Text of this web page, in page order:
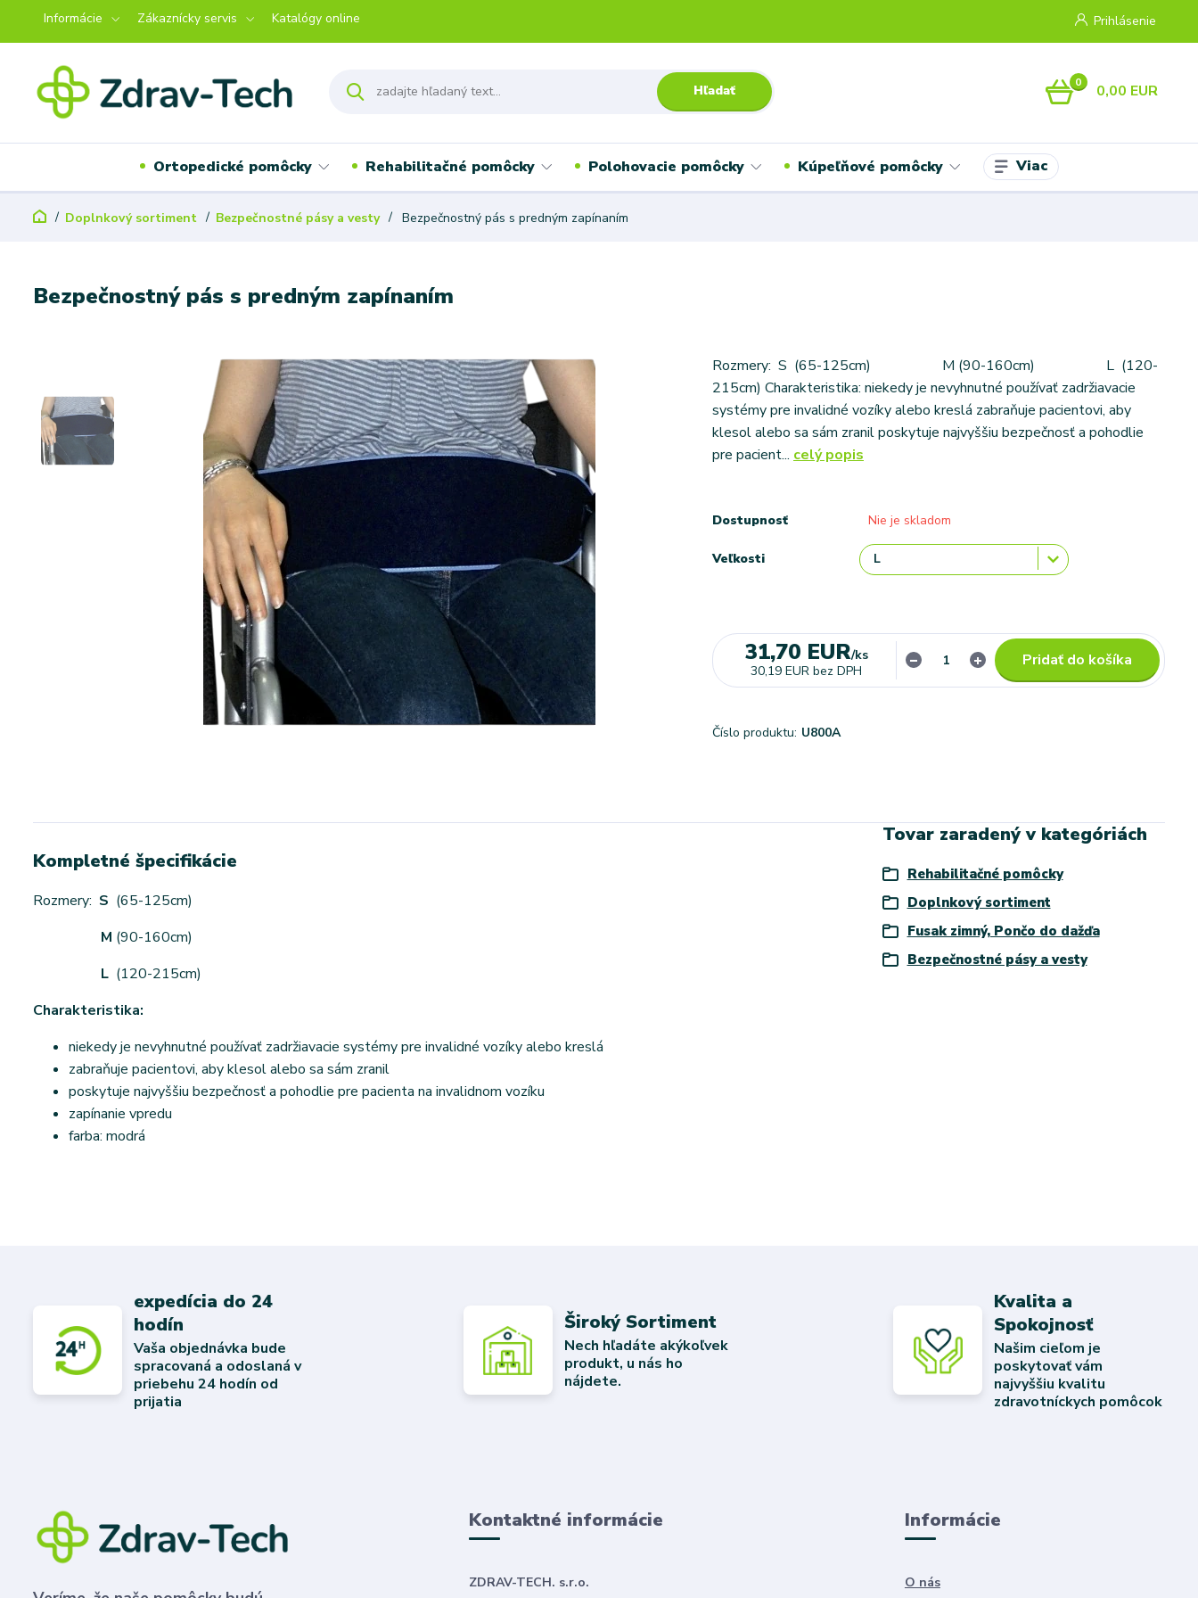
Informácie Zákaznícky servis Katalógy online Prihlásenie
Hľadať 0 0,00 EUR
Ortopedické pomôcky Rehabilitačné pomôcky Polohovacie pomôcky Kúpeľňové pomôcky Viac
Doplnkový sortiment Bezpečnostné pásy a vesty Bezpečnostný pás s predným zapínaním
Bezpečnostný pás s predným zapínaním
Rozmery: S (65-125cm) M (90-160cm) L (120-
215cm) Charakteristika: niekedy je nevyhnutné používať zadržiavacie
systémy pre invalidné vozíky alebo kreslá zabraňuje pacientovi, aby
klesol alebo sa sám zranil poskytuje najvyššiu bezpečnosť a pohodlie
pre pacient... celý popis
Dostupnosť Nie je skladom
Veľkosti
31,70 EUR/ks
30,19 EUR bez DPH
Pridať do košíka
Číslo produktu: U800A
Kompletné špecifikácie
Rozmery: S (65-125cm)
M (90-160cm)
L (120-215cm)
Charakteristika:
niekedy je nevyhnutné používať zadržiavacie systémy pre invalidné vozíky alebo kreslá
zabraňuje pacientovi, aby klesol alebo sa sám zranil
poskytuje najvyššiu bezpečnosť a pohodlie pre pacienta na invalidnom vozíku
zapínanie vpredu
farba: modrá
Tovar zaradený v kategóriách
Rehabilitačné pomôcky
Doplnkový sortiment
Fusak zimný, Pončo do dažďa
Bezpečnostné pásy a vesty
expedícia do 24
hodín
Vaša objednávka bude
spracovaná a odoslaná v
priebehu 24 hodín od
prijatia
Široký Sortiment
Nech hľadáte akýkoľvek
produkt, u nás ho
nájdete.
Kvalita a
Spokojnosť
Našim cieľom je
poskytovať vám
najvyššiu kvalitu
zdravotníckych pomôcok
Kontaktné informácie
ZDRAV-TECH. s.r.o.
Informácie
O nás